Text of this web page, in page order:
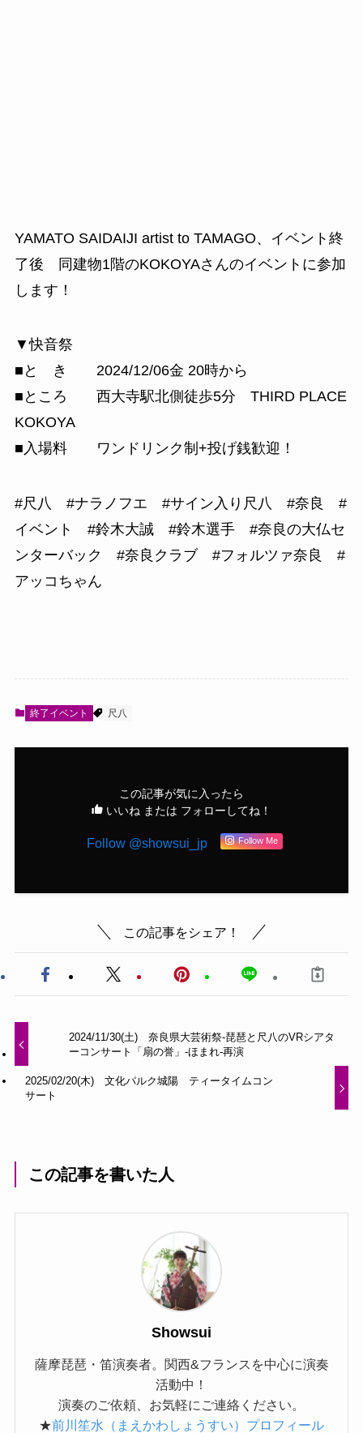
YAMATO SAIDAIJI artist to TAMAGO、イベント終
了後 同建物1階のKOKOYAさんのイベントに参加
します！
▼快音祭
■と き 2024/12/06金 20時から
■ところ 西大寺駅北側徒歩5分 THIRD PLACE
KOKOYA
■入場料 ワンドリンク制+投げ銭歓迎！
#尺八 #ナラノフエ #サイン入り尺八 #奈良 #
イベント #鈴木大誠 #鈴木選手 #奈良の大仏セ
ンターバック #奈良クラブ #フォルツァ奈良 #
アッコちゃん
終了イベント 尺八
この記事が気に入ったら
いいね または フォローしてね！
Follow @showsui_jp Follow Me
この記事をシェア！
2024/11/30(土) 奈良県大芸術祭-琵琶と尺八のVRシアタ
ーコンサート「扇の誉」-ほまれ-再演
2025/02/20(木) 文化パルク城陽 ティータイムコン
サート
この記事を書いた人
Showsui
薩摩琵琶・笛演奏者。関西&フランスを中心に演奏
活動中！
演奏のご依頼、お気軽にご連絡ください。
★前川笙水（まえかわしょうすい）プロフィール